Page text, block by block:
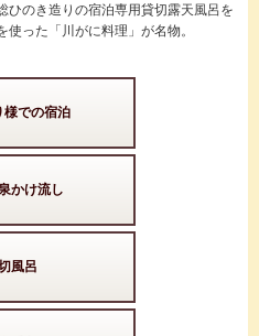
ひのき造りの宿泊専用貸切露天風呂を
った「川がに料理」が名物。
様での宿泊
かけ流し
風呂